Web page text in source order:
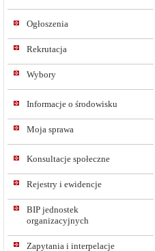
Ogłoszenia
Rekrutacja
Wybory
Informacje o środowisku
Moja sprawa
Konsultacje społeczne
Rejestry i ewidencje
BIP jednostek
organizacyjnych
Zapytania i interpelacje